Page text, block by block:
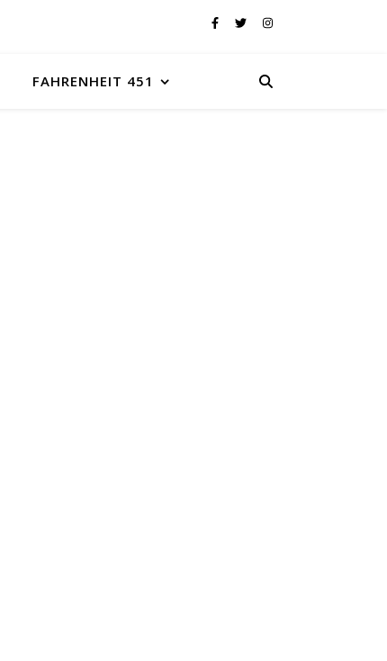
FAHRENHEIT 451